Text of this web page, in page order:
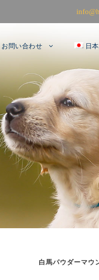
お問い合わせ 日
白馬パウダーマウ